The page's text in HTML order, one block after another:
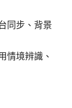
同步、背景
情境辨識、